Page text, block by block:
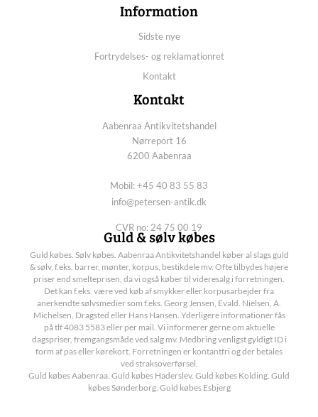
Information
Sidste nye
Fortrydelses- og reklamationret
Kontakt
Kontakt
Aabenraa Antikvitetshandel
Nørreport 16
6200 Aabenraa
Mobil: +45 40 83 55 83
info@petersen-antik.dk
CVR no: 24 75 00 19
Guld & sølv købes
Guld købes. Sølv købes. Aabenraa Antikvitetshandel køber al slags guld
& sølv, f.eks. barrer, mønter, korpus, bestikdele mv. Ofte tilbydes højere
priser end smelteprisen, da vi også køber til videresalg i forretningen.
Det kan f.eks. være ved køb af smykker eller korpusarbejder fra
anerkendte sølvsmedier som f.eks. Georg Jensen, Evald. Nielsen, A.
Michelsen, Dragsted eller Hans Hansen. Yderligere informationer fås
på tlf 4083 5583 eller per mail. Vi informerer gerne om aktuelle
dagspriser, fremgangsmåde ved salg mv. Medbring venligst gyldigt ID i
form af pas eller kørekort. Forretningen er kontantfri og der betales
ved straksoverførsel.
Guld købes Aabenraa. Guld købes Haderslev. Guld købes Kolding. Guld
købes Sønderborg. Guld købes Esbjerg